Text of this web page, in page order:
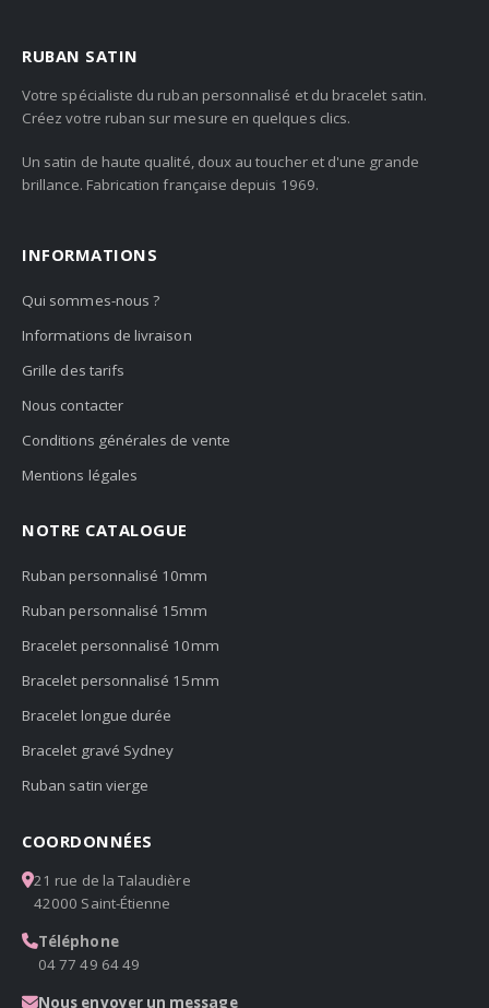
RUBAN SATIN
Votre spécialiste du ruban personnalisé et du bracelet satin.
Créez votre ruban sur mesure en quelques clics.
Un satin de haute qualité, doux au toucher et d'une grande
brillance. Fabrication française depuis 1969.
INFORMATIONS
Qui sommes-nous ?
Informations de livraison
Grille des tarifs
Nous contacter
Conditions générales de vente
Mentions légales
NOTRE CATALOGUE
Ruban personnalisé 10mm
Ruban personnalisé 15mm
Bracelet personnalisé 10mm
Bracelet personnalisé 15mm
Bracelet longue durée
Bracelet gravé Sydney
Ruban satin vierge
COORDONNÉES
21 rue de la Talaudière
42000 Saint-Étienne
Téléphone
04 77 49 64 49
Nous envoyer un message